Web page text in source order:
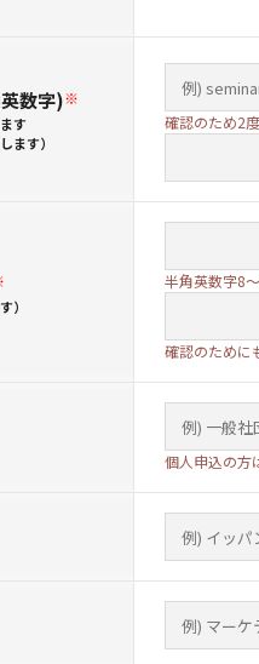
数字)※
す
ます）
確認のため2
）
半角英数字8
確認のために
個人申込の方